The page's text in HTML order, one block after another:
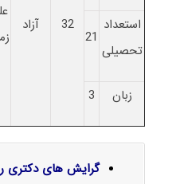
32 آزاد
استعداد
تحصیلی
21
زبان 3
گرایش های دکتری